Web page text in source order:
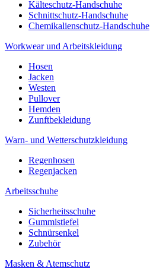
Kälteschutz-Handschuhe
Schnittschutz-Handschuhe
Chemikalienschutz-Handschuhe
Workwear und Arbeitskleidung
Hosen
Jacken
Westen
Pullover
Hemden
Zunftbekleidung
Warn- und Wetterschutzkleidung
Regenhosen
Regenjacken
Arbeitsschuhe
Sicherheitsschuhe
Gummistiefel
Schnürsenkel
Zubehör
Masken & Atemschutz